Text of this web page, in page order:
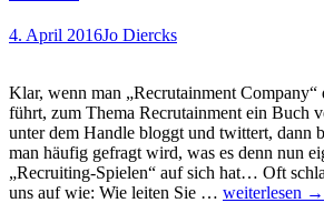
Vorauswahl
Dualstudierenden,
Trainees,
Absolventen
und
Professionals
4. April 2016Jo Diercks
Klar, wenn man „Recrutainment Company“
führt, zum Thema Recrutainment ein Buch
unter dem Handle bloggt und twittert, dann
man häufig gefragt wird, was es denn nun
„Recruiting-Spielen“ auf sich hat… Oft
uns auf wie: Wie leiten Sie … Was
weiterlesen →